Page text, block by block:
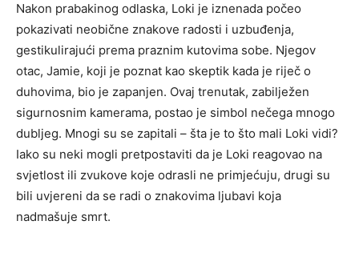
Nakon prabakinog odlaska, Loki je iznenada počeo
pokazivati neobične znakove radosti i uzbuđenja,
gestikulirajući prema praznim kutovima sobe. Njegov
otac, Jamie, koji je poznat kao skeptik kada je riječ o
duhovima, bio je zapanjen. Ovaj trenutak, zabilježen
sigurnosnim kamerama, postao je simbol nečega mnogo
dubljeg. Mnogi su se zapitali – šta je to što mali Loki vidi?
Iako su neki mogli pretpostaviti da je Loki reagovao na
svjetlost ili zvukove koje odrasli ne primjećuju, drugi su
bili uvjereni da se radi o znakovima ljubavi koja
nadmašuje smrt.